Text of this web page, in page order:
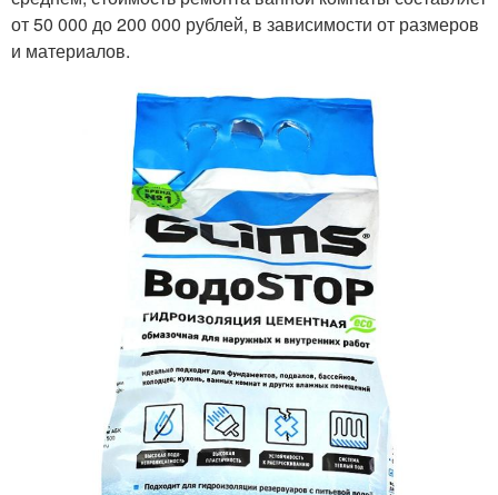
от 50 000 до 200 000 рублей, в зависимости от размеров
и материалов.